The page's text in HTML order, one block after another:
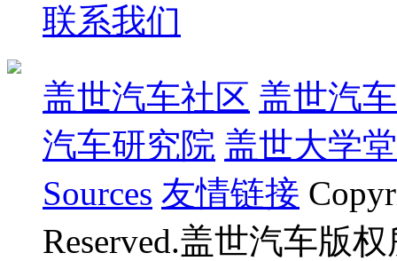
联系我们
盖世汽车社区 盖世汽
汽车研究院 盖世大学堂
Sources 友情链接
Reserved.盖世汽车版